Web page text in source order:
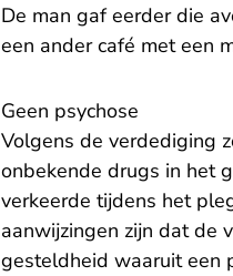
De man gaf eerder die
een ander café met een
Geen psychose
Volgens de verdediging
onbekende drugs in het
verkeerde tijdens het
aanwijzingen zijn dat de
gesteldheid waaruit een